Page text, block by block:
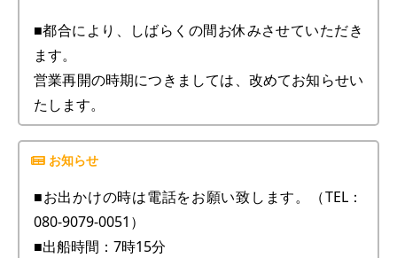
■都合により、しばらくの間お休みさせていただき
ます。
営業再開の時期につきましては、改めてお知らせい
たします。
■お出かけの時は電話をお願い致します。（TEL：
080-9079-0051）
■出船時間：7時15分